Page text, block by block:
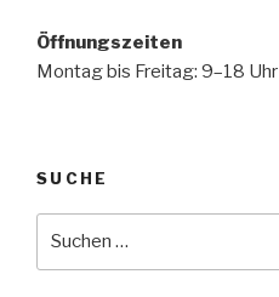
Öffnungszeiten
Montag bis Freitag: 9–18 Uhr
SUCHE